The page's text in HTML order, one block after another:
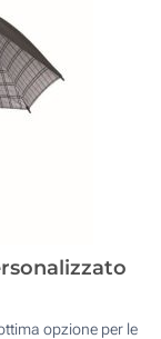
opzione per le